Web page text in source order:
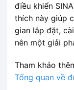
điều khiển
thích này giúp
gian lắp đặt,
nên một giải
Tham khảo
Tổng quan về